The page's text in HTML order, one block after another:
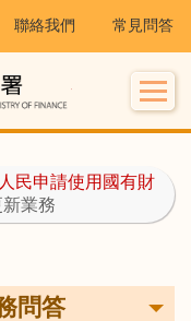
聯絡我們 常見問答
人民申請使用國有財
業務
問答